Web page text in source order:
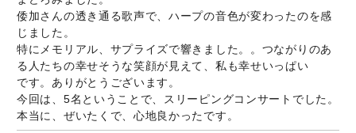
倭加さんの透き通る歌声で、ハープの音色が変わったのを感
じました。
特にメモリアル、サプライズで響きました。。つながりのあ
る人たちの幸せそうな笑顔が見えて、私も幸せいっぱい
です。ありがとうございます。
今回は、5名ということで、スリーピングコンサートでした。
本当に、ぜいたくで、心地良かったです。